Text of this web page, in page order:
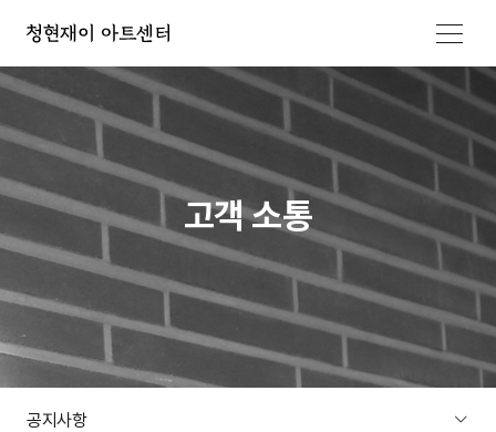
메뉴 열기
고객 소통
공지사항